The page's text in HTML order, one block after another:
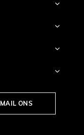
MAIL ONS